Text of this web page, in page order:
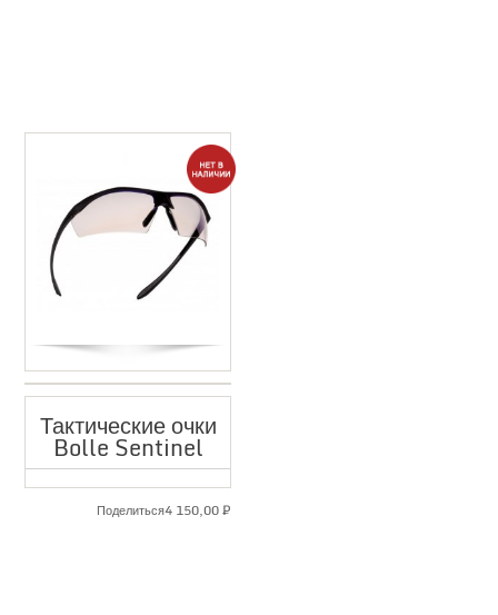
Тактические очки
Bolle Sentinel
4 150,00₽
Поделиться